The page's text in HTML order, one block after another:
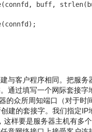
buff,
与客户程序相同。把服务
通过填写一个网际套接字
的众所周知端口（对于时
建的套接字。我们指定IP
这样要是服务器主机有多